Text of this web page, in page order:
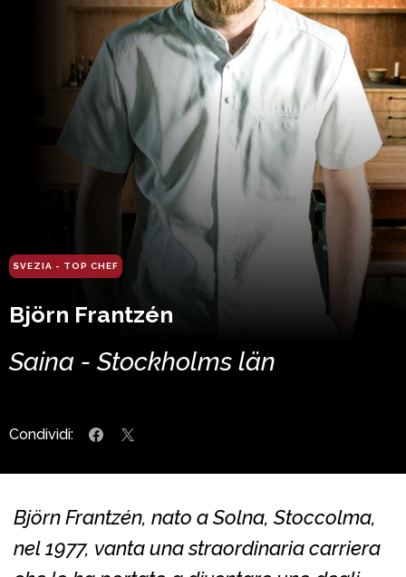
SVEZIA - TOP CHEF
Björn Frantzén
Saina - Stockholms län
Condividi:
Björn Frantzén, nato a Solna, Stoccolma,
nel 1977, vanta una straordinaria carriera